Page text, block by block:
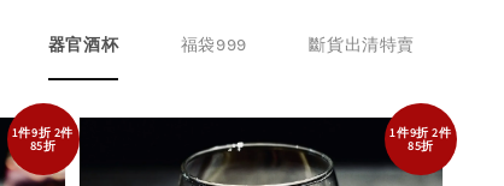
器官酒杯 福袋999 斷貨出清特賣
1件9折 2件
85折
1件9折 2件
85折